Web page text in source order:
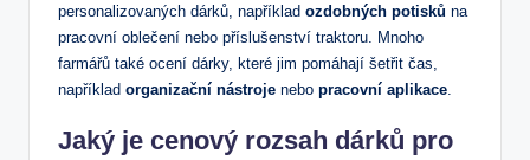
personalizovaných dárků, například ozdobných potisků na
pracovní oblečení nebo příslušenství traktoru. Mnoho
farmářů také ocení dárky, které jim pomáhají šetřit čas,
například organizační nástroje nebo pracovní aplikace
Jaký je cenový rozsah dárků pro